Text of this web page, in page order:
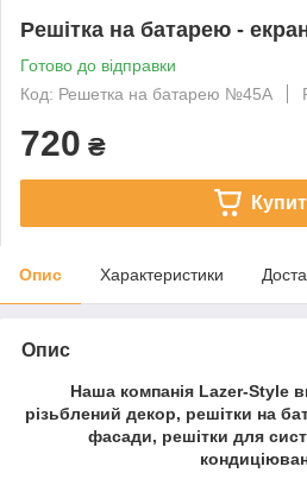
Решітка на батарею -
Готово до відправки
Код: Решетка на батарею №45А
720 ₴
Опис Характеристики
Опис
Наша компанія Lazer-Style
різьблений декор, решітки на
фасади, решітки для